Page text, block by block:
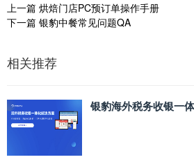
上一篇 烘焙门店PC预订单操作手册
下一篇 银豹中餐常见问题QA
相关推荐
银豹海外税务收银一